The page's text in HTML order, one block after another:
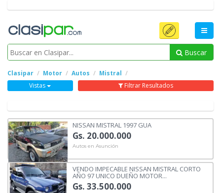
Buscar
Clasipar Motor Autos
Mistral
Vistas
Filtrar Resultados
NISSAN MISTRAL 1997 GUA
Gs. 20.000.000
Autos en Asunción
VENDO IMPECABLE NISSAN MISTRAL CORTO
AÑO 97 UNICO DUEÑO MOTOR...
Gs. 33.500.000